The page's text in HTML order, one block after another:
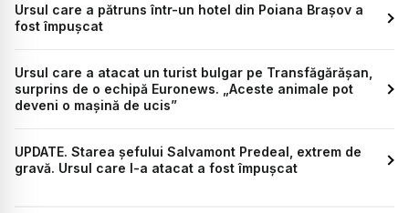
Ursul care a pătruns într-un hotel din Poiana Brașov a
fost împușcat
Ursul care a atacat un turist bulgar pe Transfăgărășan,
surprins de o echipă Euronews. „Aceste animale pot
deveni o mașină de ucis”
UPDATE. Starea șefului Salvamont Predeal, extrem de
gravă. Ursul care l-a atacat a fost împușcat